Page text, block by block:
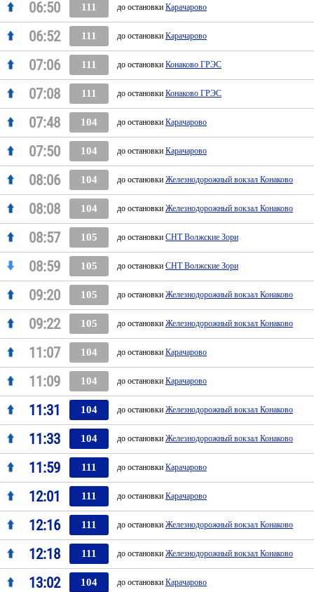
06:50 111 до остановки Карачарово
06:52 111 до остановки Карачарово
07:06 111 до остановки Конаково ГРЭС
07:08 111 до остановки Конаково ГРЭС
07:48 104 до остановки Карачарово
07:50 104 до остановки Карачарово
08:06 104 до остановки Железнодорожный вокзал Конаково
08:08 104 до остановки Железнодорожный вокзал Конаково
08:57 105 до остановки СНТ Волжские Зори
08:59 105 до остановки СНТ Волжские Зори
09:20 105 до остановки Железнодорожный вокзал Конаково
09:22 105 до остановки Железнодорожный вокзал Конаково
11:07 104 до остановки Карачарово
11:09 104 до остановки Карачарово
11:31 104 до остановки Железнодорожный вокзал Конаково
11:33 104 до остановки Железнодорожный вокзал Конаково
11:59 111 до остановки Карачарово
12:01 111 до остановки Карачарово
12:16 111 до остановки Железнодорожный вокзал Конаково
12:18 111 до остановки Железнодорожный вокзал Конаково
13:02 104 до остановки Карачарово